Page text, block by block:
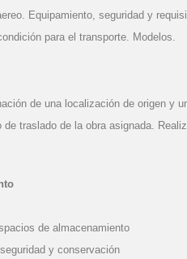
Equipamiento, seguridad y
para el transporte. Modelos.
de una localización de origen y
traslado de la obra asignada.
de almacenamiento
y conservación